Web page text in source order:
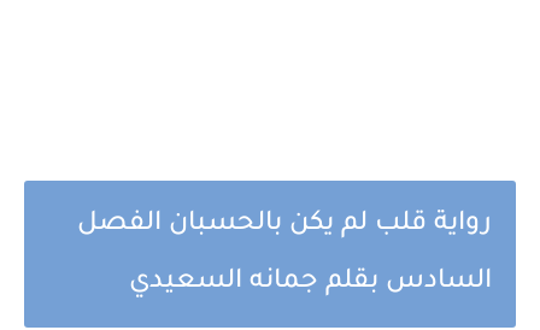
رواية قلب لم يكن بالحسبان الفصل
السادس بقلم جمانه السعيدي